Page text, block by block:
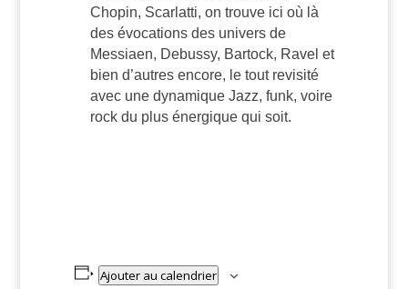
Chopin, Scarlatti, on trouve ici où là
des évocations des univers de
Messiaen, Debussy, Bartock, Ravel et
bien d’autres encore, le tout revisité
avec une dynamique Jazz, funk, voire
rock du plus énergique qui soit.
Ajouter au calendrier